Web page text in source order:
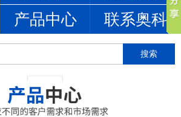
产品中心 联系奥科